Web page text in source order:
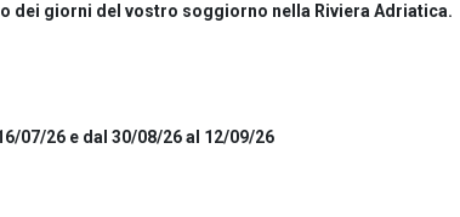
dei giorni del vostro soggiorno nella Riviera Adriatica.
07/26 e dal 30/08/26 al 12/09/26